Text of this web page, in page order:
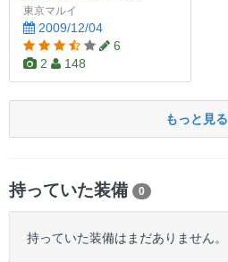
東京マルイ
2009/12/04
6
2
148
もっと見る
持っていた装備 0
持っていた装備はまだありません。